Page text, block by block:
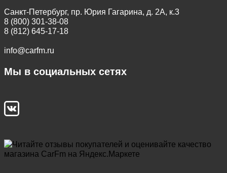
Санкт-Петербург, пр. Юрия Гагарина, д. 2А, к.3
8 (800) 301-38-08
8 (812) 645-17-18
info@carfm.ru
Мы в социальных сетях